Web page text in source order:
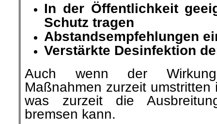
In der Öffentlichkeit
Schutz tragen
Abstandsempfehlungen
Verstärkte Desinfektion
Auch wenn der
Maßnahmen zurzeit
was zurzeit die
bremsen kann.